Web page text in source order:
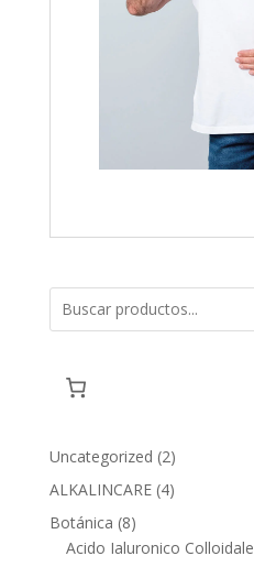
Uncategorized 22
products
ALKALINCARE 44
Botánica 88
products
Acido Ialuronico Colloidale